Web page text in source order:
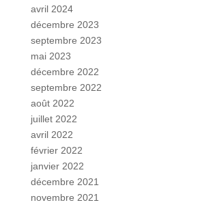
avril 2024
décembre 2023
septembre 2023
mai 2023
décembre 2022
septembre 2022
août 2022
juillet 2022
avril 2022
février 2022
janvier 2022
décembre 2021
novembre 2021